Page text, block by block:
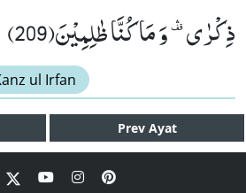
ذِكْرٰى ﱡ وَ مَا كُنَّا ظٰلِمِیْنَ(209)
ul Irfan
Prev Ayat